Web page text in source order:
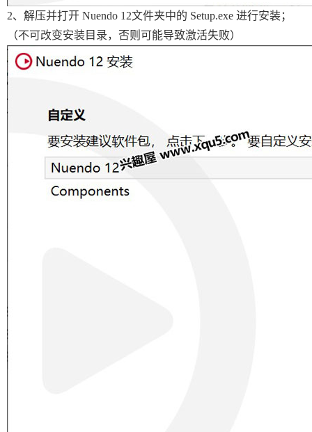
2、解压并打开 Nuendo 12文件夹中的 Setup.exe 进行安装；
（不可改变安装目录，否则可能导致激活失败）